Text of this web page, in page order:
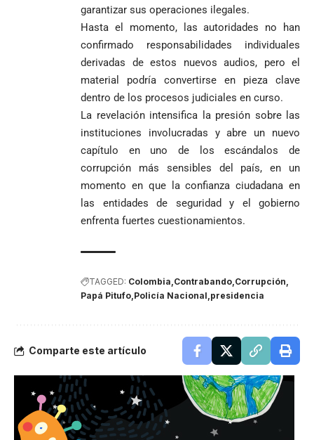
garantizar sus operaciones ilegales.
Hasta el momento, las autoridades no han
confirmado responsabilidades individuales
derivadas de estos nuevos audios, pero el
material podría convertirse en pieza clave
dentro de los procesos judiciales en curso.
La revelación intensifica la presión sobre las
instituciones involucradas y abre un nuevo
capítulo en uno de los escándalos de
corrupción más sensibles del país, en un
momento en que la confianza ciudadana en
las entidades de seguridad y el gobierno
enfrenta fuertes cuestionamientos.
TAGGED: Colombia Contrabando Corrupción
Papá Pitufo Policía Nacional presidencia
Comparte este artículo